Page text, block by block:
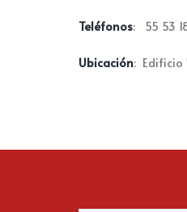
Teléfonos: 55 53
Ubicación: Edificio